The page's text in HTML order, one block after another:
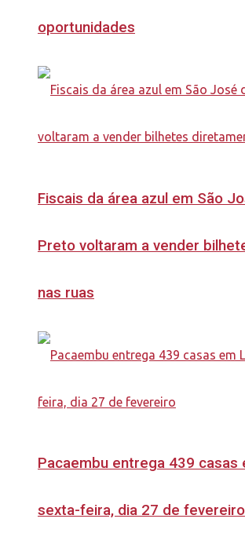
oportunidades
Fiscais da área azul em São
Preto voltaram a vender
nas ruas
Pacaembu entrega 439 casas
sexta-feira, dia 27 de fevereiro